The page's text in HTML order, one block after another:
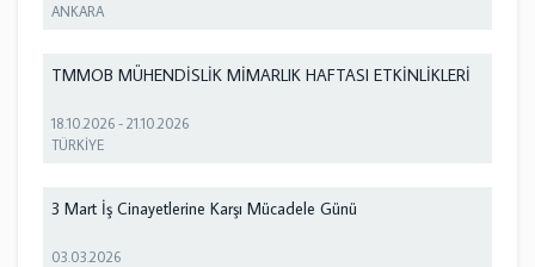
ANKARA
TMMOB MÜHENDİSLİK MİMARLIK HAFTASI ETKİNLİKLERİ
18.10.2026 -21.10.2026
TÜRKİYE
3 Mart İş Cinayetlerine Karşı Mücadele Günü
03.03.2026